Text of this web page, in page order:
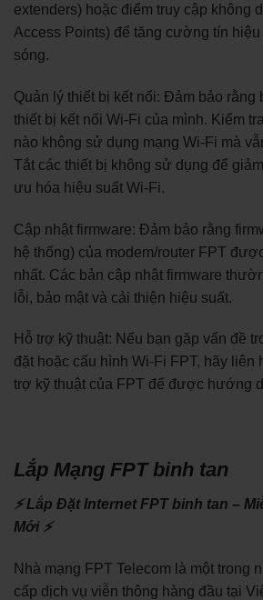
extenders) hoặc điểm truy cập không
Access Points) để tăng cường tín
sóng.
Quản lý thiết bị kết nối: Đảm bảo rằng
thiết bị kết nối Wi-Fi của mình. Kiểm
nào không sử dụng mạng Wi-Fi mà
Tắt các thiết bị không sử dụng để
ưu hóa hiệu suất Wi-Fi.
Cập nhật firmware: Đảm bảo rằng
hệ thống) của modem/router FPT
nhất. Các bản cập nhật firmware
lỗi, bảo mật và cải thiện hiệu suất.
Hỗ trợ kỹ thuật: Nếu bạn gặp vấn đề
đặt hoặc cấu hình Wi-Fi FPT, hãy liên
trợ kỹ thuật của FPT để được hướng
Lắp Mạng FPT binh tan
⚡ Lắp Đặt Internet FPT binh tan –
Mới ⚡
Nhà mạng FPT Telecom là một trong
cấp dịch vụ viễn thông hàng đầu tại